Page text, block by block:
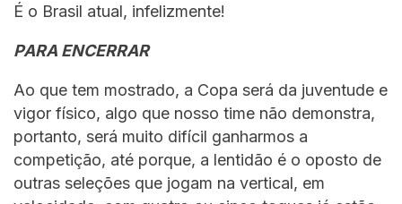
É o Brasil atual, infelizmente!
PARA ENCERRAR
Ao que tem mostrado, a Copa será da juventude e
vigor físico, algo que nosso time não demonstra,
portanto, será muito difícil ganharmos a
competição, até porque, a lentidão é o oposto de
outras seleções que jogam na vertical, em